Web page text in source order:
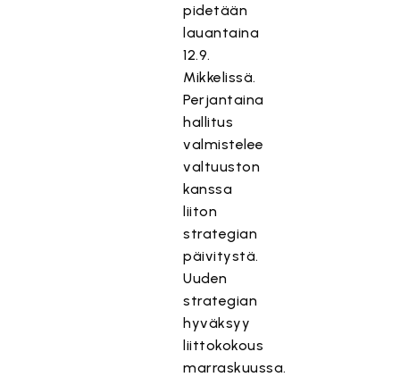
pidetään
lauantaina
12.9.
Mikkelissä.
Perjantaina
hallitus
valmistelee
valtuuston
kanssa
liiton
strategian
päivitystä.
Uuden
strategian
hyväksyy
liittokokous
marraskuussa.